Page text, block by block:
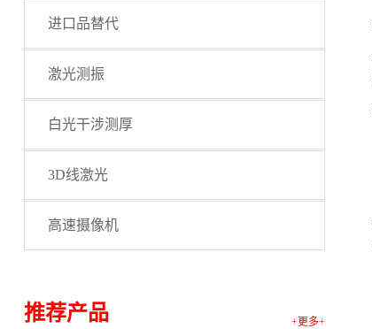
进口品替代
激光测振
白光干涉测厚
3D线激光
高速摄像机
推荐产品 +更多+